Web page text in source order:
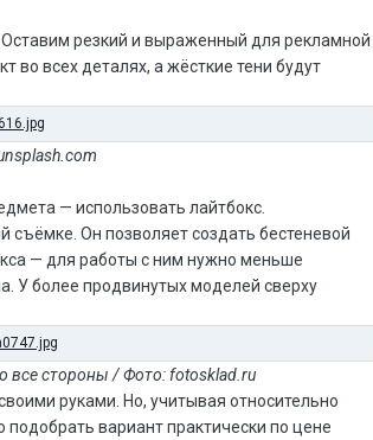
резкий и выраженный для рекламной
во всех деталях, а жёсткие тени будут
— использовать лайтбокс.
съёмке. Он позволяет создать бестеневой
— для работы с ним нужно меньше
У более продвинутых моделей сверху
все стороны / Фото: fotosklad.ru
руками. Но, учитывая относительно
вариант практически по цене